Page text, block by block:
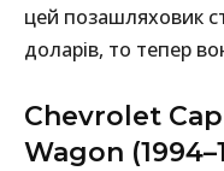
цей позашляховик
доларів, то тепер
Chevrolet
Wagon